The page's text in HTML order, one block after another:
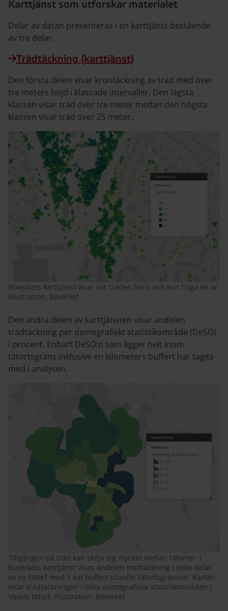
Karttjänst som utforskar materialet
Delar av datan presenteras i en karttjänst bestående
av tre delar.
Trädtäckning (karttjänst)
Den första delen visar krontäckning av träd med över
tre meters höjd i klassade intervaller. Den lägsta
klassen visar träd över tre meter medan den högsta
klassen visar träd över 25 meter.
Boverkets karttjänst visar var träden finns och hur höga de är.
Illustration: Boverket
Den andra delen av karttjänsten visar andelen
trädtäckning per demografiskt statistikområde (DeSO)
i procent. Enbart DeSO:n som ligger helt inom
tätortsgräns inklusive en kilometers buffert har tagits
med i analysen.
Tillgången på träd kan skilja sig mycket mellan tätorter. I
Boverkets karttjänst visas andelen trädtäckning i olika delar
av en tätort med 1 km buffert utanför tätortsgränsen. Kartan
visar trädtäckningen i olika demografiska statistikområden i
Växjös tätort. Illustration: Boverket